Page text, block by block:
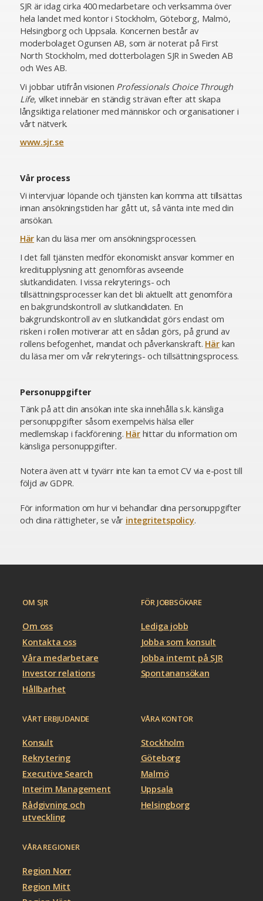
SJR är idag cirka 400 medarbetare och verksamma över
hela landet med kontor i Stockholm, Göteborg, Malmö,
Helsingborg och Uppsala. Koncernen består av
moderbolaget Ogunsen AB, som är noterat på First
North Stockholm, med dotterbolagen SJR in Sweden AB
och Wes AB.
Vi jobbar utifrån visionen Professionals Choice Through
Life, vilket innebär en ständig strävan efter att skapa
långsiktiga relationer med människor och organisationer i
vårt nätverk.
www.sjr.se
Vår process
Vi intervjuar löpande och tjänsten kan komma att tillsättas
innan ansökningstiden har gått ut, så vänta inte med din
ansökan.
Här kan du läsa mer om ansökningsprocessen.
I det fall tjänsten medför ekonomiskt ansvar kommer en
kreditupplysning att genomföras avseende
slutkandidaten. I vissa rekryterings- och
tillsättningsprocesser kan det bli aktuellt att genomföra
en bakgrundskontroll av slutkandidaten. En
bakgrundskontroll av en slutkandidat görs endast om
risken i rollen motiverar att en sådan görs, på grund av
rollens befogenhet, mandat och påverkanskraft. Härkan
du läsa mer om vår rekryterings- och tillsättningsprocess.
Personuppgifter
Tänk på att din ansökan inte ska innehålla s.k. känsliga
personuppgifter såsom exempelvis hälsa eller
medlemskap i fackförening. Härhittar du information om
känsliga personuppgifter.
Notera även att vi tyvärr inte kan ta emot CV via e-post till
följd av GDPR.
För information om hur vi behandlar dina personuppgifter
och dina rättigheter, se vår integritetspolicy.
OM SJR
Om oss
Kontakta oss
Våra medarbetare
Investor relations
Hållbarhet
FÖR JOBBSÖKARE
Lediga jobb
Jobba som konsult
Jobba internt på SJR
Spontanansökan
VÅRT ERBJUDANDE
Konsult
Rekrytering
Executive Search
Interim Management
Rådgivning och
utveckling
VÅRA KONTOR
Stockholm
Göteborg
Malmö
Uppsala
Helsingborg
VÅRA REGIONER
Region Norr
Region Mitt